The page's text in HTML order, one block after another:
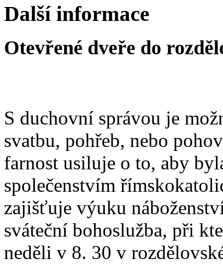
Další informace
Otevřené dveře do
S duchovní správou je
svatbu, pohřeb, nebo
farnost usiluje o to, aby
společenstvím
zajišťuje výuku
sváteční bohoslužba, při
neděli v 8. 30 v